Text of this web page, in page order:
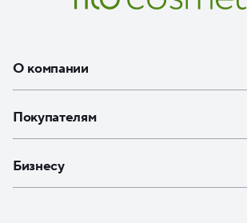
О компании
Покупателям
Бизнесу